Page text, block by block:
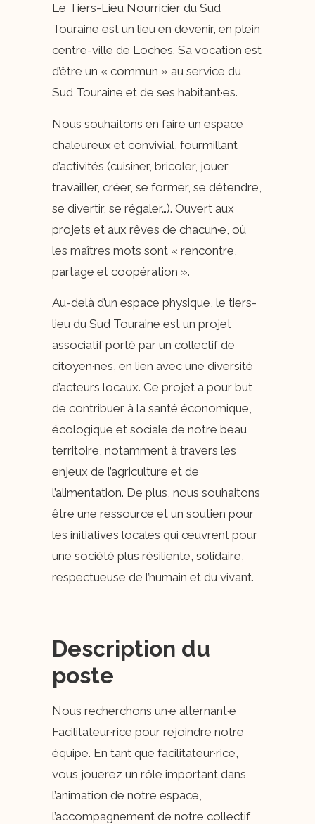
Le Tiers-Lieu Nourricier du Sud
Touraine est un lieu en devenir, en plein
centre-ville de Loches. Sa vocation est
d’être un « commun » au service du
Sud Touraine et de ses habitant·es.
Nous souhaitons en faire un espace
chaleureux et convivial, fourmillant
d’activités (cuisiner, bricoler, jouer,
travailler, créer, se former, se détendre,
se divertir, se régaler…). Ouvert aux
projets et aux rêves de chacun·e, où
les maîtres mots sont « rencontre,
partage et coopération ».
Au-delà d’un espace physique, le tiers-
lieu du Sud Touraine est un projet
associatif porté par un collectif de
citoyen·nes, en lien avec une diversité
d’acteurs locaux. Ce projet a pour but
de contribuer à la santé économique,
écologique et sociale de notre beau
territoire, notamment à travers les
enjeux de l’agriculture et de
l’alimentation. De plus, nous souhaitons
être une ressource et un soutien pour
les initiatives locales qui œuvrent pour
une société plus résiliente, solidaire,
respectueuse de l’humain et du vivant.
Description du
poste
Nous recherchons un·e alternant·e
Facilitateur·rice pour rejoindre notre
équipe. En tant que facilitateur·rice,
vous jouerez un rôle important dans
l’animation de notre espace,
l’accompagnement de notre collectif